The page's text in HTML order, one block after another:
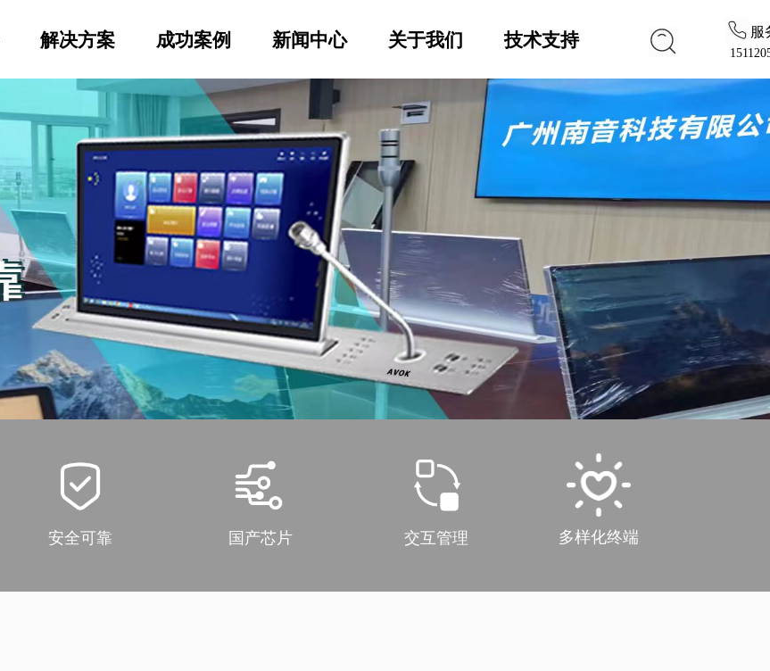
解决方案 成功案例 新闻中心 关于我们 技术支持 服
安全可靠 国产芯片 交互管理 多样化终端